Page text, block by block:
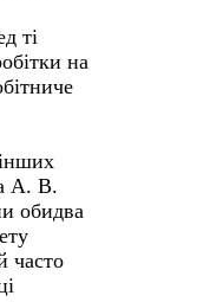
ті
на
А. В.
обидва
часто